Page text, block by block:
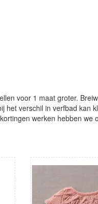
voor 1 maat groter.
het verschil in verfbad kan
werken hebben